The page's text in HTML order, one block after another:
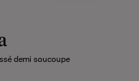
demi soucoupe